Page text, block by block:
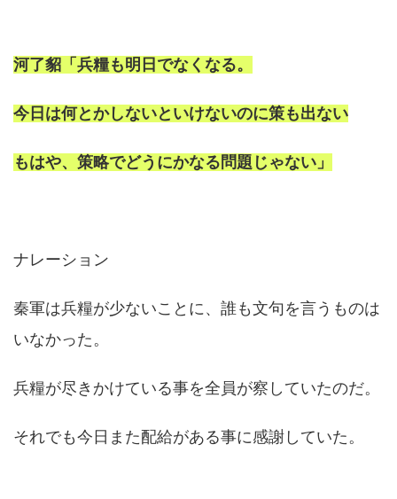
河了貂「兵糧も明日でなくなる。
今日は何とかしないといけないのに策も出ない
もはや、策略でどうにかなる問題じゃない」
ナレーション
秦軍は兵糧が少ないことに、誰も文句を言うものは
いなかった。
兵糧が尽きかけている事を全員が察していたのだ。
それでも今日また配給がある事に感謝していた。